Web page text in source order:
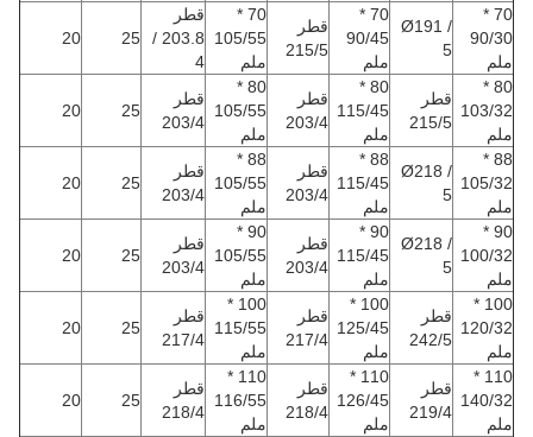
70 *
90/30
ملم
Ø191 /
5
70 *
90/45
ملم
قطر
215/5
70 *
105/55
ملم
قطر
203.8 /
4
25
20
80 *
103/32
ملم
قطر
215/5
80 *
115/45
ملم
قطر
203/4
80 *
105/55
ملم
قطر
203/4
25
20
88 *
105/32
ملم
Ø218 /
5
88 *
115/45
ملم
قطر
203/4
88 *
105/55
ملم
قطر
203/4
25
20
90 *
100/32
ملم
Ø218 /
5
90 *
115/45
ملم
قطر
203/4
90 *
105/55
ملم
قطر
203/4
25
20
100 *
120/32
ملم
قطر
242/5
100 *
125/45
ملم
قطر
217/4
100 *
115/55
ملم
قطر
217/4
25
20
110 *
140/32
ملم
قطر
219/4
110 *
126/45
ملم
قطر
218/4
110 *
116/55
ملم
قطر
218/4
25
20